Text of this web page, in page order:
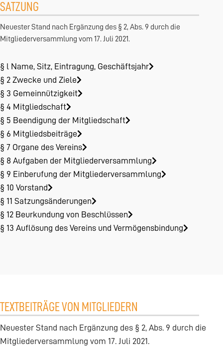
SATZUNG
Neuester Stand nach Ergänzung des § 2, Abs. 9 durch die
Mitgliederversammlung vom 17. Juli 2021.
§ l Name, Sitz, Eintragung, Geschäftsjahr
§ 2 Zwecke und Ziele
§ 3 Gemeinnützigkeit
§ 4 Mitgliedschaft
§ 5 Beendigung der Mitgliedschaft
§ 6 Mitgliedsbeiträge
§ 7 Organe des Vereins
§ 8 Aufgaben der Mitgliederversammlung
§ 9 Einberufung der Mitgliederversammlung
§ 10 Vorstand
§ 11 Satzungsänderungen
§ 12 Beurkundung von Beschlüssen
§ 13 Auflösung des Vereins und Vermögensbindung
TEXTBEITRÄGE VON MITGLIEDERN
Neuester Stand nach Ergänzung des § 2, Abs. 9 durch die
Mitgliederversammlung vom 17. Juli 2021.